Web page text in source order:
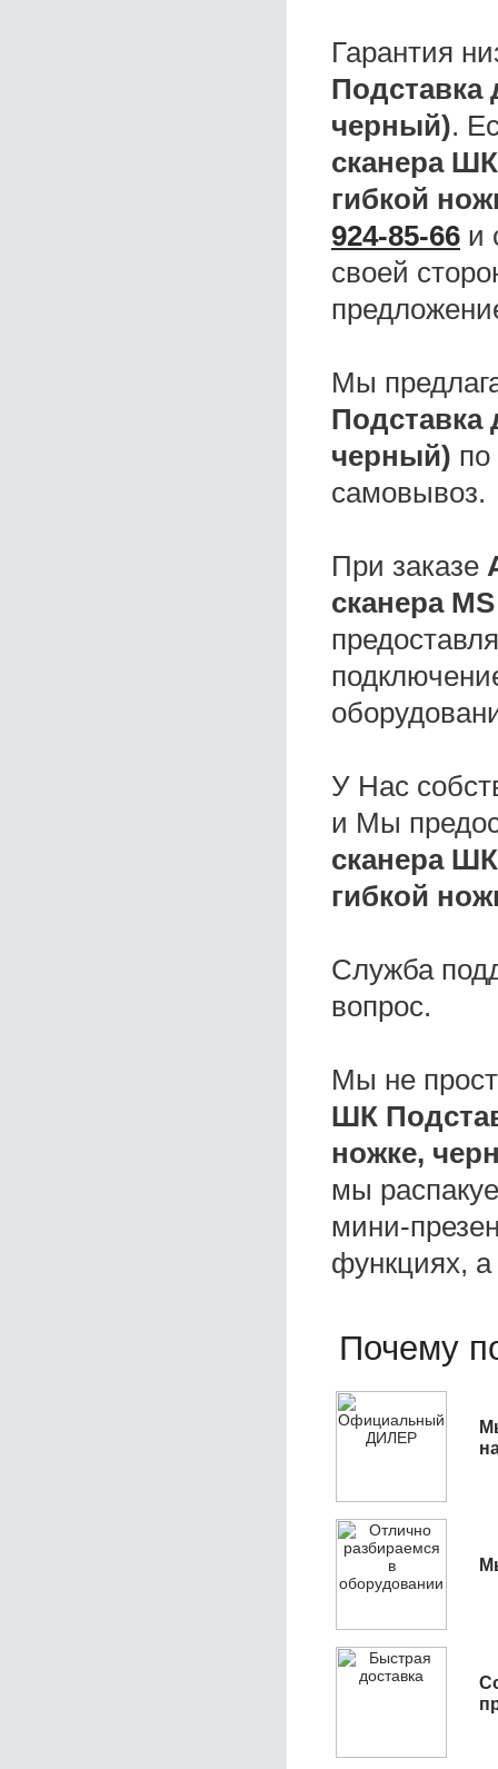
Гарантия
Подставка
черный).
сканера
гибкой
924-85-66 и
своей
Мы
Подставка
черный)
самовывоз.
При заказе
сканера
У Нас
и Мы
сканера
гибкой
Служба
вопрос.
Мы не
ШК
ножке,
мы
мини-
функциях,
Почему